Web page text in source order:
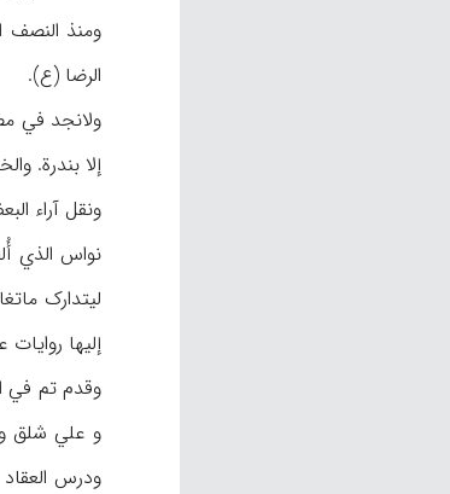
ومنذ النصف الثاني من القرن ۴هـ نفذ اسم
الرضا (ع).
إلا بندرة.
نواس الذي أُلف في أواخر القرن ۷هـ و
لیتدارک
إلیها
وقدم تم في
و علي شلق و
ودرس